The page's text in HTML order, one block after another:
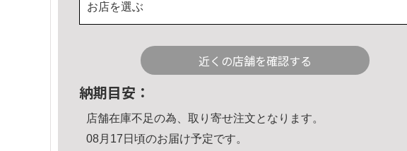
お店を選ぶ
近くの店舗を確認する
納期目安：
店舗在庫不足の為、取り寄せ注文となります。
08月17日頃のお届け予定です。